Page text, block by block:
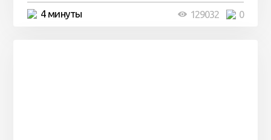
4 минуты 0
129032